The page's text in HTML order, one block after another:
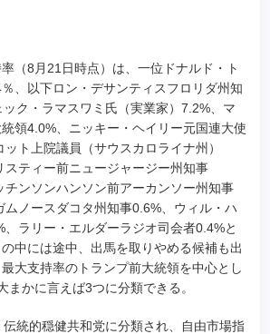
（8月21日時点）は、一位ドナルド・ト
、以下ロン・デサンティスフロリダ州知
ク・ラマスワミ氏（実業家）7.2%、マ
領4.0%、ニッキー・ヘイリー元国連大使
ト上院議員（サウスカロライナ州）
スティー前ニュージャージー州知事
チンソンハンソン前アーカンソー州知事
ムノースダコタ州知事0.6%、ウィル・ハ
、ラリー・エルダーラジオ司会者0.4%と
中には途中、出馬を取りやめる候補も出
大支持率のトランプ前大統領を中心とし
まかに言えば3つに分類できる。
伝統的穏健共和党に分類され、自由市場指